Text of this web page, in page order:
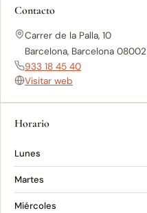
Contacto
Carrer de la Palla, 10
Barcelona, Barcelona 08002
933 18 45 40
Visitar web
Horario
Lunes
Martes
Miércoles